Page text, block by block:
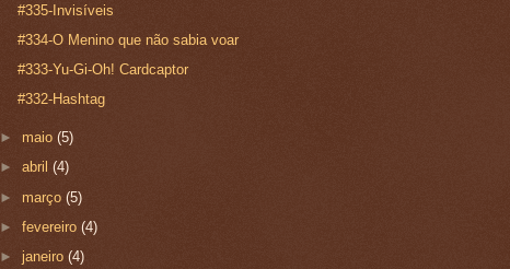
#335-Invisíveis
#334-O Menino que não sabia voar
#333-Yu-Gi-Oh! Cardcaptor
#332-Hashtag
► maio(5)
►abril(4)
►março(5)
►fevereiro(4)
► janeiro(4)